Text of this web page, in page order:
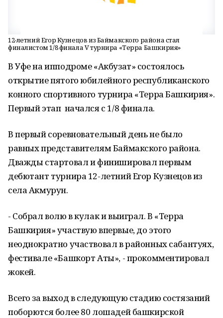
12-летний Егор Кузнецов из Баймакского района стал
финалистом 1/8 финала V турнира «Терра Башкирия»
В Уфе на ипподроме «Акбузат» состоялось
открытие пятого юбилейного республиканского
конного спортивного турнира «Терра Башкирия».
Первый этап начался с 1/8 финала.
В первый соревновательный день не было
равных представителям Баймакского района.
Дважды стартовал и финишировал первым
дебютант турнира 12-летний Егор Кузнецов из
села Акмурун.
- Собрал волю в кулак и выиграл. В «Терра
Башкирия» участвую впервые, до этого
неоднократно участвовал в районных сабантуях,
фестивале «Башкорт Аты», - прокомментировал
жокей.
Всего за выход в следующую стадию состязаний
поборются более 80 лошадей башкирской